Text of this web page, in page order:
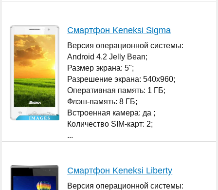
Смартфон Keneksi Sigma
Версия операционной системы:
Android 4.2 Jelly Bean;
Размер экрана: 5";
Разрешение экрана: 540x960;
Оперативная память: 1 ГБ;
Флэш-память: 8 ГБ;
Встроенная камера: да ;
Количество SIM-карт: 2;
...
Смартфон Keneksi Liberty
Версия операционной системы: